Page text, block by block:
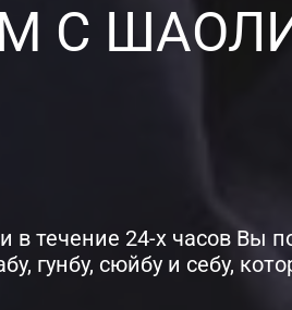
С
в течение 24-х часов Вы
гунбу, сюйбу и себу,